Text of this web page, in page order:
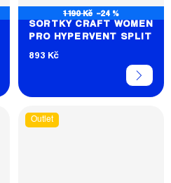
1 190 Kč –24 %
ŠORTKY CRAFT WOMEN
PRO HYPERVENT SPLIT
893 Kč
Outlet